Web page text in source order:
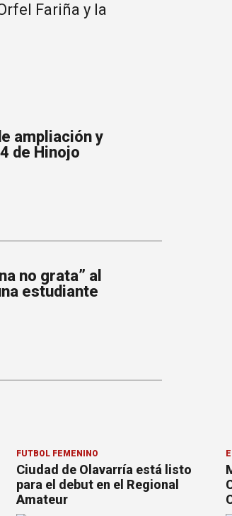
Fariña y la
ampliación y
de Hinojo
no grata” al
estudiante
FÚTBOL FEMENINO
Ciudad de Olavarría está listo
para el debut en el Regional
Amateur